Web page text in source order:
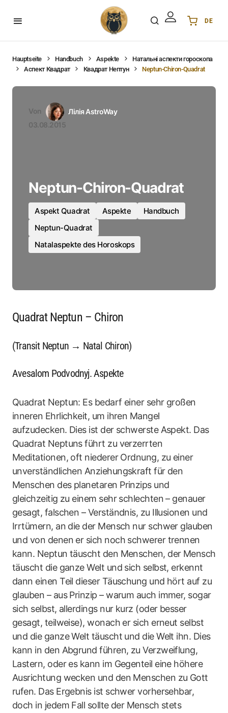
DE
English
DE Deutsch
PL Polski
Hauptseite Handbuch Aspekte
Натальні аспекти гороскопа
Аспект Квадрат
Квадрат Нептун Neptun-Chiron-Quadrat
Von
Лілія AstroWay
03.08.2015
Neptun-Chiron-Quadrat
Aspekt Quadrat Aspekte
Handbuch
Neptun-Quadrat
Natalaspekte des Horoskops
Quadrat Neptun – Chiron
(Transit Neptun → Natal Chiron)
Avesalom Podvodnyj. Aspekte
Quadrat Neptun: Es bedarf einer sehr großen
inneren Ehrlichkeit, um ihren Mangel
aufzudecken. Dies ist der schwerste Aspekt. Das
Quadrat Neptuns führt zu verzerrten
Meditationen, oft niederer Ordnung, zu einer
unverständlichen Anziehungskraft für den
Menschen des planetaren Prinzips und
gleichzeitig zu einem sehr schlechten – genauer
gesagt, falschen – Verständnis, zu Illusionen und
Irrtümern, an die der Mensch nur schwer glauben
und von denen er sich noch schwerer trennen
kann. Neptun täuscht den Menschen, der Mensch
täuscht die ganze Welt und sich selbst, erkennt
dann einen Teil dieser Täuschung und hört auf zu
glauben – aus Prinzip – warum auch immer, sogar
sich selbst, allerdings nur kurz (oder besser
gesagt, teilweise), wonach er sich erneut selbst
und die ganze Welt täuscht und die Welt ihn. Dies
kann in den Abgrund führen, zu Verzweiflung,
Lastern, oder es kann im Gegenteil eine höhere
Ausrichtung wecken und den Menschen zu Gott
rufen. Das Ergebnis ist schwer vorhersehbar,
doch in jedem Fall sollte der Mensch stets